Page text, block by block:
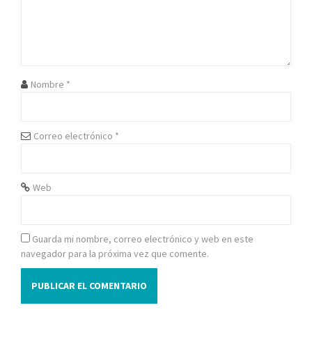
e
t
a
a
s
Nombre *
Correo electrónico *
Web
Guarda mi nombre, correo electrónico y web en este
navegador para la próxima vez que comente.